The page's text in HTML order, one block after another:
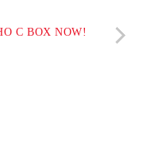
С BOX NOW!